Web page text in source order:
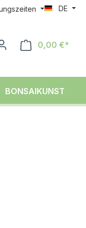
DE
0,00 €*
BONSAIKUNST